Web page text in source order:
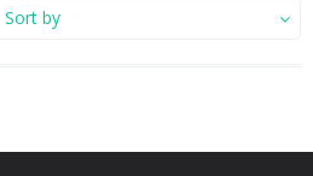
Sort by